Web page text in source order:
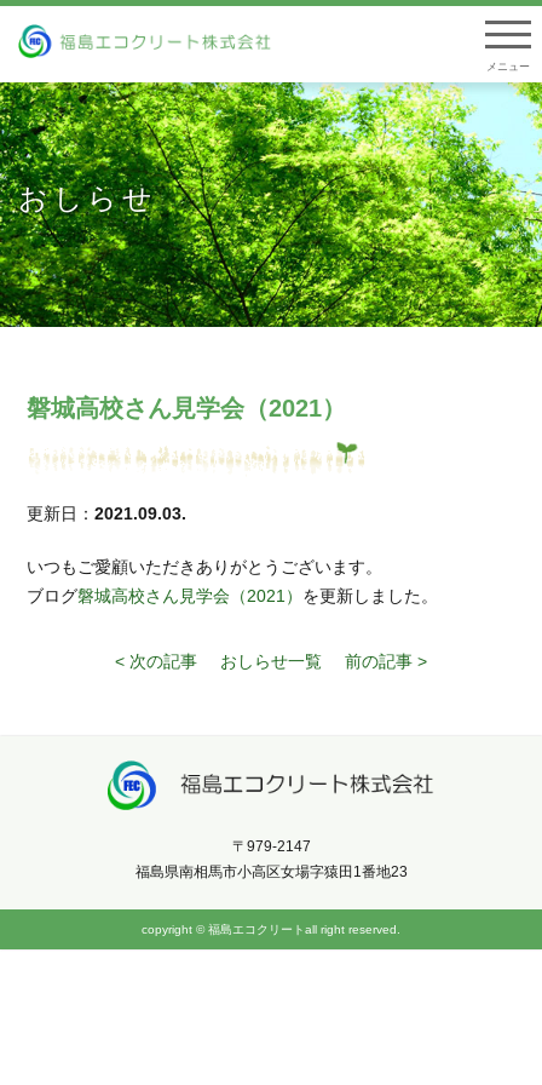
おしらせ
磐城高校さん見学会（2021）
更新日：2021.09.03.
いつもご愛顧いただきありがとうございます。
ブログ磐城高校さん見学会（2021） を更新しました。
< 次の記事 おしらせ一覧 前の記事 >
〒979-2147
福島県南相馬市小高区女場字猿田1番地23
copyright © 福島エコクリートall right reserved.